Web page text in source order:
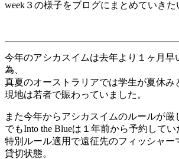
week３の様子をブログにまとめていきた
今年のアシカスイムは去年より１ヶ月早
為、
真夏のオーストラリアでは学生が夏休み
現地は若者で賑わっていました。
また今年からアシカスイムのルールが厳
でもInto the Blueは１年前から予約してい
特別ルール適用で遠征先のフィッシャー
貸切状態。